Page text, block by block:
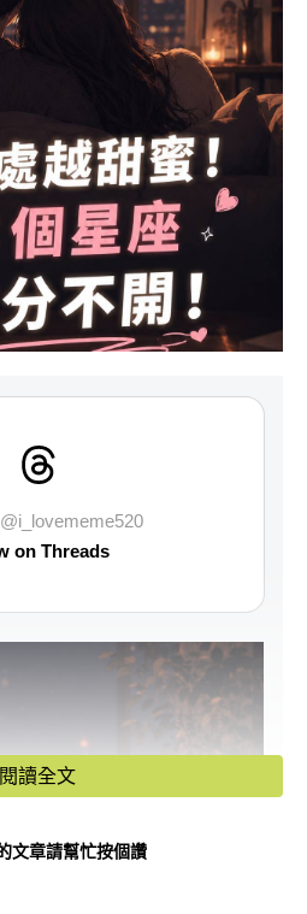
on Threads
閱讀全文
文章請幫忙按個讚